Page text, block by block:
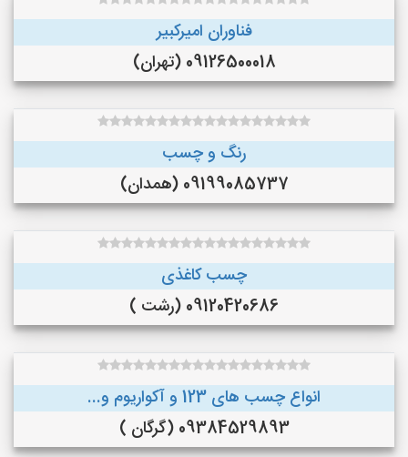
فناوران امیرکبیر
09126500018 (تهران)
رنگ و چسب
09199085737 (همدان)
چسب کاغذی
09120420686 (رشت )
انواع چسب های 123 و آکواریوم و...
09384529893 (گرگان )